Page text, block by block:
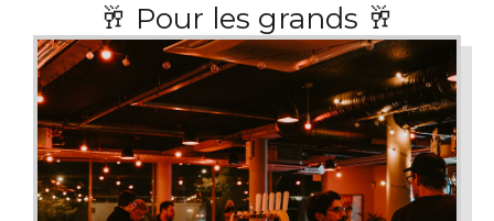
🥂 Pour les grands 🥂